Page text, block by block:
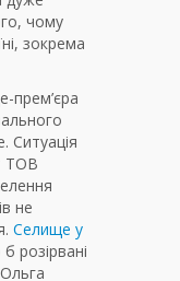
чому
зокрема
прем’єра
Ситуація
ТОВ
не
Селище у
розірвані